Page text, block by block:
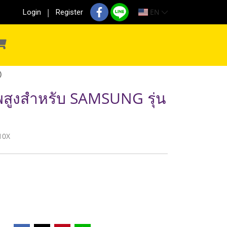
Login Register EN
สำหรับ SAMSUNG รุ่น